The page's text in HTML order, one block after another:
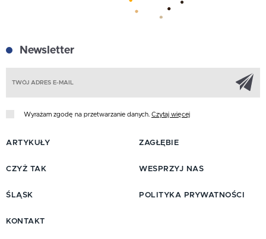
Newsletter
Wyrażam zgodę na przetwarzanie danych. Czytaj więcej
ARTYKUŁY
CZYŻ TAK
ŚLĄSK
ZAGŁĘBIE
WESPRZYJ NAS
POLITYKA PRYWATNOŚCI
KONTAKT